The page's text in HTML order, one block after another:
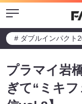
Menu
# ダブルインパクト
プラマイ岩
ぎて“ミキ